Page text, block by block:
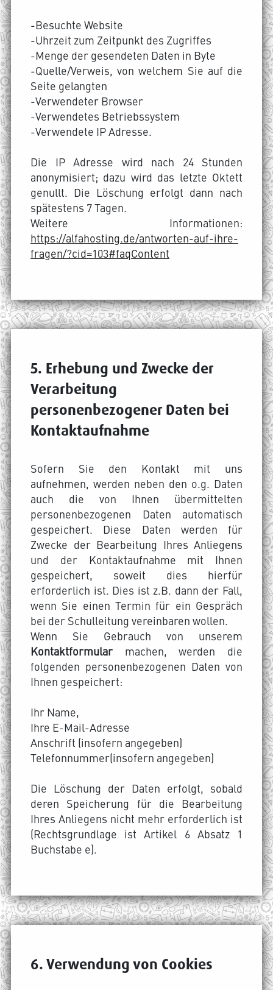
-Besuchte Website
-Uhrzeit zum Zeitpunkt des Zugriffes
-Menge der gesendeten Daten in Byte
-Quelle/Verweis, von welchem Sie auf die
Seite gelangten
-Verwendeter Browser
-Verwendetes Betriebssystem
-Verwendete IP Adresse.
Die IP Adresse wird nach 24 Stunden
anonymisiert; dazu wird das letzte Oktett
genullt. Die Löschung erfolgt dann nach
spätestens 7 Tagen.
Weitere Informationen:
https://alfahosting.de/antworten-auf-ihre-
fragen/?cid=103#faqContent
5. Erhebung und Zwecke der
Verarbeitung
personenbezogener Daten bei
Kontaktaufnahme
Sofern Sie den Kontakt mit uns
aufnehmen, werden neben den o.g. Daten
auch die von Ihnen übermittelten
personenbezogenen Daten automatisch
gespeichert. Diese Daten werden für
Zwecke der Bearbeitung Ihres Anliegens
und der Kontaktaufnahme mit Ihnen
gespeichert, soweit dies hierfür
erforderlich ist. Dies ist z.B. dann der Fall,
wenn Sie einen Termin für ein Gespräch
bei der Schulleitung vereinbaren wollen.
Wenn Sie Gebrauch von unserem
Kontaktformular machen, werden die
folgenden personenbezogenen Daten von
Ihnen gespeichert:
Ihr Name,
Ihre E-Mail-Adresse
Anschrift (insofern angegeben)
Telefonnummer(insofern angegeben)
Die Löschung der Daten erfolgt, sobald
deren Speicherung für die Bearbeitung
Ihres Anliegens nicht mehr erforderlich ist
(Rechtsgrundlage ist Artikel 6 Absatz 1
Buchstabe e).
6. Verwendung von Cookies